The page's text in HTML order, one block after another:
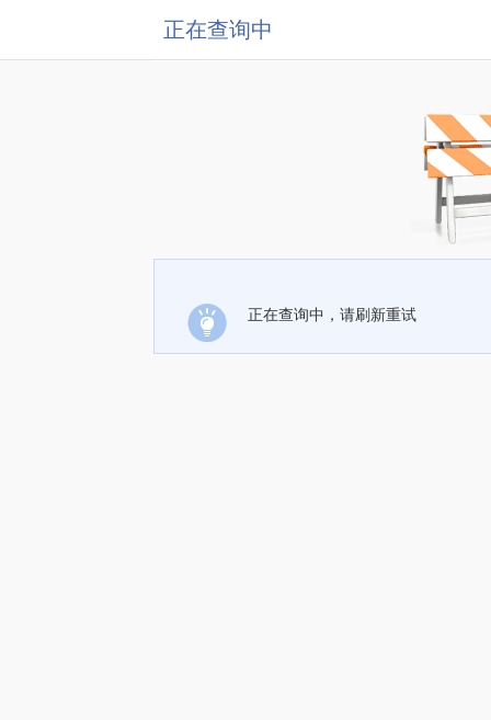
正在查询中
正在查询中，请刷新重试